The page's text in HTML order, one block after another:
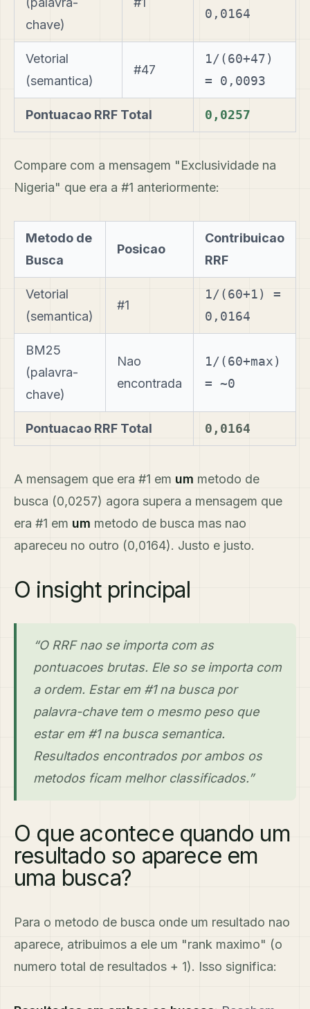
chave)
0,0164
Vetorial
(semantica)
#47
1/(60+47)
= 0,0093
Pontuacao RRF Total 0,0257
Compare com a mensagem "Exclusividade na
Nigeria" que era a #1 anteriormente:
Metodo de
Busca
Posicao
Contribuicao
RRF
Vetorial
(semantica)
#1
1/(60+1) =
0,0164
BM25
(palavra-
chave)
Nao
encontrada
1/(60+max)
= ~0
Pontuacao RRF Total 0,0164
A mensagem que era #1 em um metodo de
busca (0,0257) agora supera a mensagem que
era #1 em um metodo de busca mas nao
apareceu no outro (0,0164). Justo e justo.
O insight principal
“O RRF nao se importa com as
pontuacoes brutas. Ele so se importa com
a ordem. Estar em #1 na busca por
palavra-chave tem o mesmo peso que
estar em #1 na busca semantica.
Resultados encontrados por ambos os
metodos ficam melhor classificados.”
O que acontece quando um
resultado so aparece em
uma busca?
Para o metodo de busca onde um resultado nao
aparece, atribuimos a ele um "rank maximo" (o
numero total de resultados + 1). Isso significa: